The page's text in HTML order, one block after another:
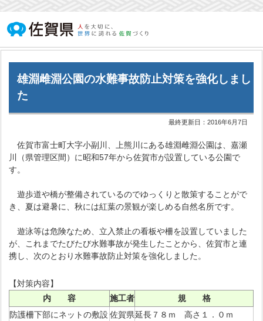
雄淵雌淵公園の水難事故防止対策を強化しまし
た
最終更新日：2016年6月7日
佐賀市富士町大字小副川、上熊川にある雄淵雌淵公園は、嘉瀬
川（県管理区間）に昭和57年から佐賀市が設置している公園で
す。
遊歩道や橋が整備されているのでゆっくりと散策することがで
き、夏は避暑に、秋には紅葉の景観が楽しめる自然名所です。
遊泳等は危険なため、立入禁止の看板や柵を設置していました
が、これまでたびたび水難事故が発生したことから、佐賀市と連
携し、次のとおり水難事故防止対策を強化しました。
【対策内容】
内 容
施工者
規 格
防護柵下部にネットの敷設 佐賀県延長７８ｍ 高さ１．０ｍ